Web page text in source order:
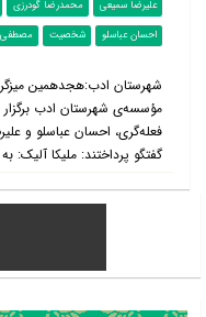
علیرضا سمیعی محمدرضا گودرزی
احسان عباسلو
شخصیت مصطفی
شهرستان ادب:هجدهمین
مؤسسه‌ی شهرستان ادب
فعله‌گری، احسان عباسلو و
گفتگو پرداختند: ملیکا